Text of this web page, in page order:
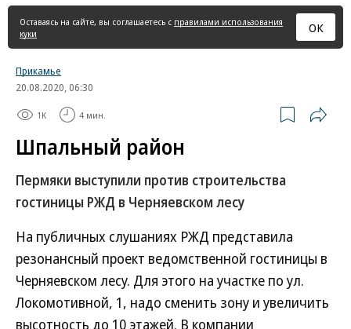
страница
Оставаясь на сайте, вы соглашаетесь с правилами использования
куки
ОК
Прикамье
20.08.2020, 06:30
1K 4 мин.
Шпальный район
Пермяки выступили против строительства
гостиницы РЖД в Черняевском лесу
На публичных слушаниях РЖД представила
резонансный проект ведомственной гостиницы в
Черняевском лесу. Для этого на участке по ул.
Локомотивной, 1, надо сменить зону и увеличить
высотность до 10 этажей. В компании